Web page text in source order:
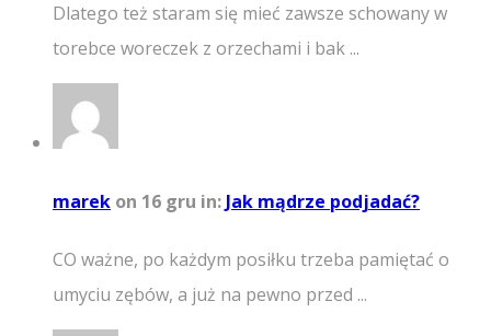
Dlatego też staram się mieć zawsze schowany w
torebce woreczek z orzechami i bak ...
marek on 16 gru in: Jak mądrze podjadać?
CO ważne, po każdym posiłku trzeba pamiętać o
umyciu zębów, a już na pewno przed ...